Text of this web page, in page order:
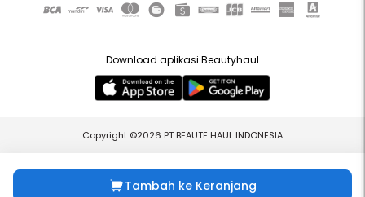
Tambah ke Keranjang
Download aplikasi Beautyhaul
Copyright ©2026 PT BEAUTE HAUL INDONESIA